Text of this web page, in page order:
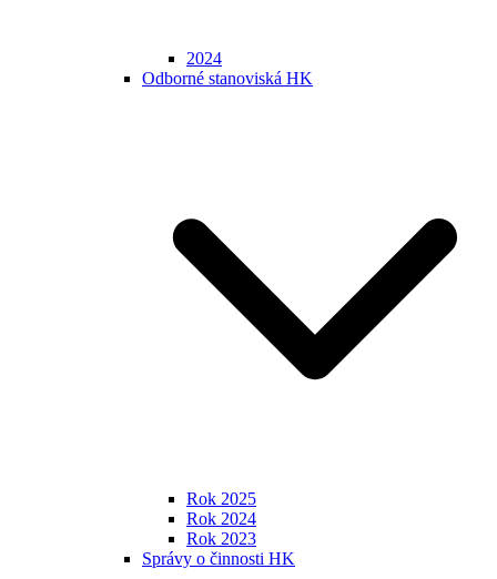
2024
Odborné stanoviská HK
Rok 2025
Rok 2024
Rok 2023
Správy o činnosti HK